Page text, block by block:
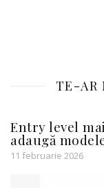
TE-AR
Entry level
adaugă
11 februarie 2026